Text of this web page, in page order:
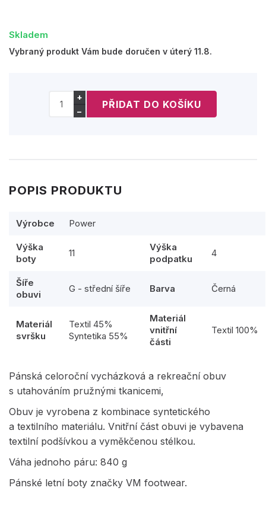
Skladem
Vybraný produkt Vám bude doručen v úterý 11.8.
+
−
POPIS PRODUKTU
Výrobce Power
Výška
boty
11
Výška
podpatku
4
Šíře
obuvi
G - střední šíře Barva Černá
Materiál
svršku
Textil 45%
Syntetika 55%
Materiál
vnitřní
části
Textil 100%
Pánská celoroční vycházková a rekreační obuv
s utahováním pružnými tkanicemi,
Obuv je vyrobena z kombinace syntetického
a textilního materiálu. Vnitřní část obuvi je vybavena
textilní podšívkou a vyměkčenou stélkou.
Váha jednoho páru: 840 g
Pánské letní boty značky VM footwear.